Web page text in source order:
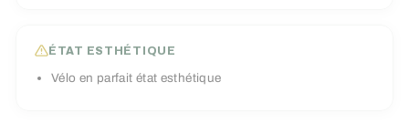
ÉTAT ESTHÉTIQUE
Vélo en parfait état esthétique